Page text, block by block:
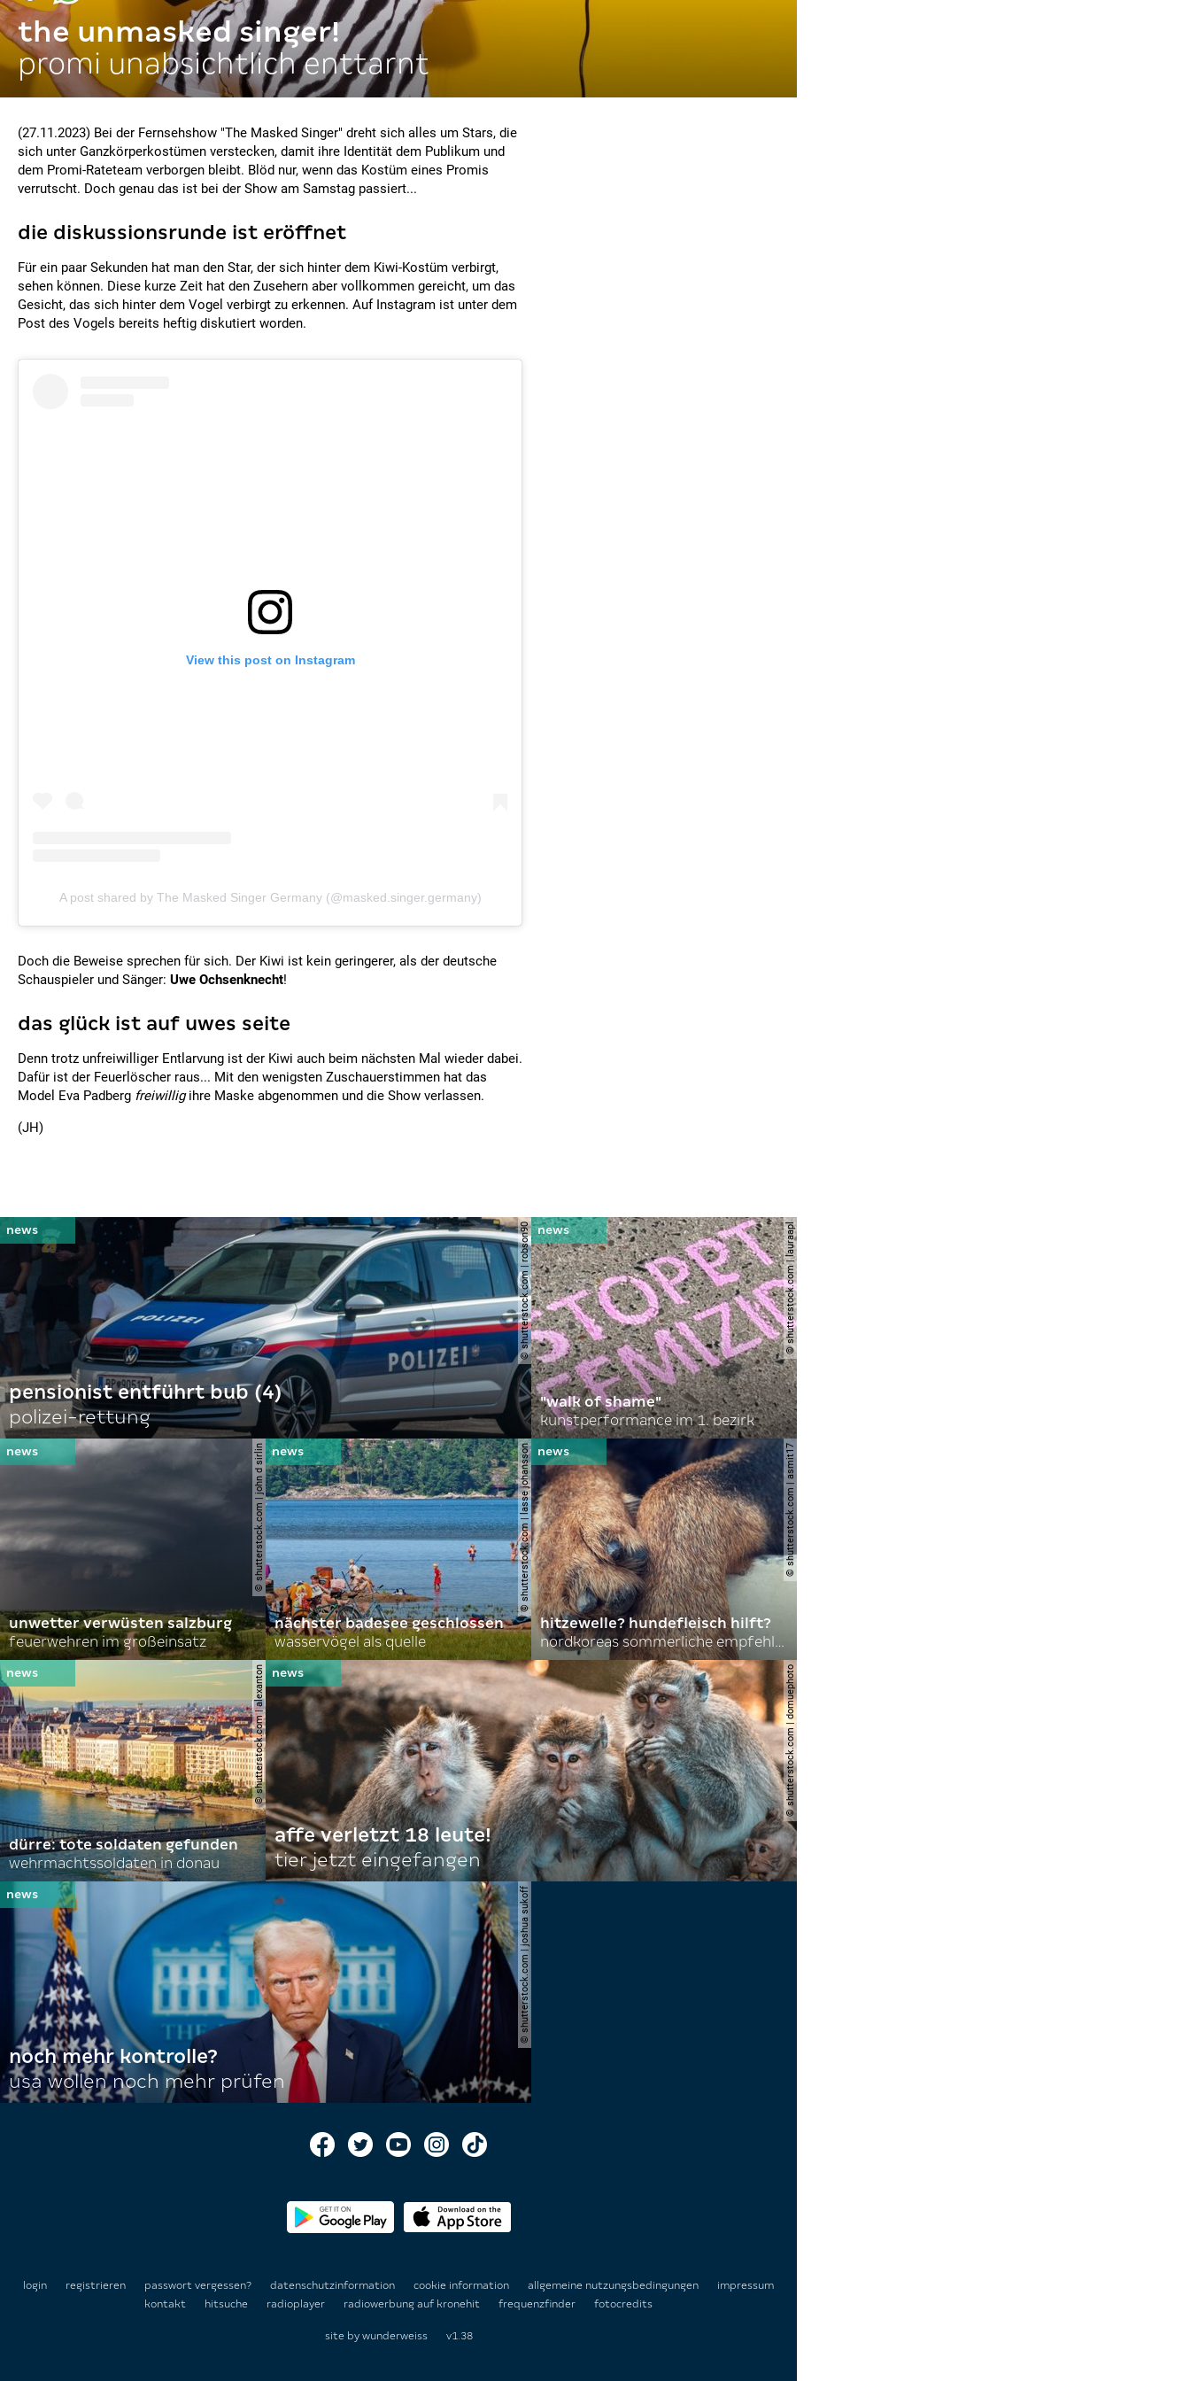
the unmasked singer!
promi unabsichtlich enttarnt
(27.11.2023) Bei der Fernsehshow "The Masked Singer" dreht sich alles um Stars, die
sich unter Ganzkörperkostümen verstecken, damit ihre Identität dem Publikum und
dem Promi-Rateteam verborgen bleibt. Blöd nur, wenn das Kostüm eines Promis
verrutscht. Doch genau das ist bei der Show am Samstag passiert...
die diskussionsrunde ist eröffnet
Für ein paar Sekunden hat man den Star, der sich hinter dem Kiwi-Kostüm verbirgt,
sehen können. Diese kurze Zeit hat den Zusehern aber vollkommen gereicht, um das
Gesicht, das sich hinter dem Vogel verbirgt zu erkennen. Auf Instagram ist unter dem
Post des Vogels bereits heftig diskutiert worden.
View this post on Instagram
A post shared by The Masked Singer Germany (@masked.singer.germany)
Doch die Beweise sprechen für sich. Der Kiwi ist kein geringerer, als der deutsche
Schauspieler und Sänger: Uwe Ochsenknecht!
das glück ist auf uwes seite
Denn trotz unfreiwilliger Entlarvung ist der Kiwi auch beim nächsten Mal wieder dabei.
Dafür ist der Feuerlöscher raus... Mit den wenigsten Zuschauerstimmen hat das
Model Eva Padberg freiwilligihre Maske abgenommen und die Show verlassen.
(JH)
© shutterstock.com | robson90
pensionist entführt bub (4)
polizei-rettung
© shutterstock.com | lauraapl
"walk of shame"
kunstperformance im 1. bezirk
© shutterstock.com | john d sirlin
unwetter verwüsten salzburg
feuerwehren im großeinsatz
© shutterstock.com | lasse johansson
nächster badesee geschlossen
wasservögel als quelle
© shutterstock.com | asmit17
hitzewelle? hundefleisch hilft?
nordkoreas sommerliche empfehlungen
© shutterstock.com | alexanton
dürre: tote soldaten gefunden
wehrmachtssoldaten in donau
© shutterstock.com | domuephoto
affe verletzt 18 leute!
tier jetzt eingefangen
© shutterstock.com | joshua sukoff
noch mehr kontrolle?
usa wollen noch mehr prüfen
login registrieren passwort vergessen? datenschutzinformation cookie information allgemeine nutzungsbedingungen
impressum
kontakt
hitsuche radioplayer radiowerbung auf kronehit frequenzfinder fotocredits
site by wunderweiss v1.38